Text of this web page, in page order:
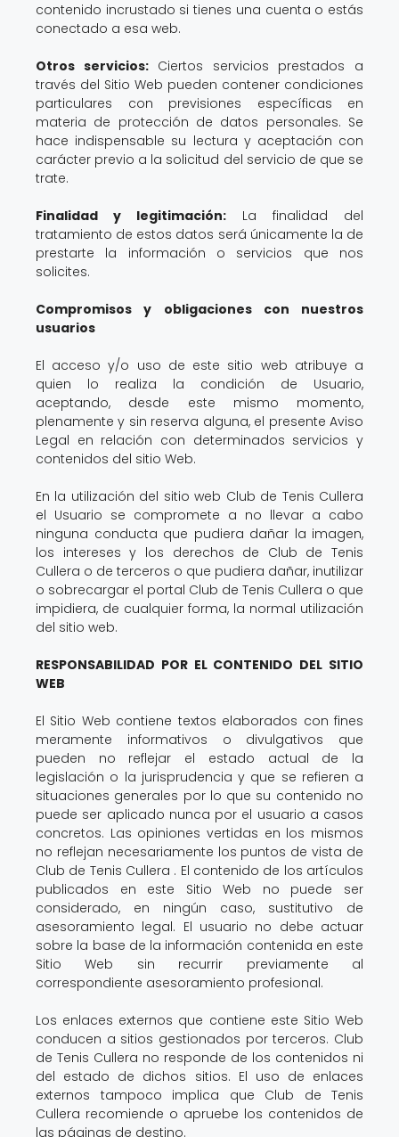
contenido incrustado si tienes una cuenta o estás
conectado a esa web.
Otros servicios:Ciertos servicios prestados a
través del Sitio Web pueden contener condiciones
particulares con previsiones específicas en
materia de protección de datos personales. Se
hace indispensable su lectura y aceptación con
carácter previo a la solicitud del servicio de que se
trate.
Finalidad y legitimación: La finalidad del
tratamiento de estos datos será únicamente la de
prestarte la información o servicios que nos
solicites.
Compromisos y obligaciones con nuestros
usuarios
El acceso y/o uso de este sitio web atribuye a
quien lo realiza la condición de Usuario,
aceptando, desde este mismo momento,
plenamente y sin reserva alguna, el presente Aviso
Legal en relación con determinados servicios y
contenidos del sitio Web.
En la utilización del sitio web Club de Tenis Cullera
el Usuario se compromete a no llevar a cabo
ninguna conducta que pudiera dañar la imagen,
los intereses y los derechos de Club de Tenis
Cullera o de terceros o que pudiera dañar, inutilizar
o sobrecargar el portal Club de Tenis Cullera o que
impidiera, de cualquier forma, la normal utilización
del sitio web.
RESPONSABILIDAD POR EL CONTENIDO DEL SITIO
WEB
El Sitio Web contiene textos elaborados con fines
meramente informativos o divulgativos que
pueden no reflejar el estado actual de la
legislación o la jurisprudencia y que se refieren a
situaciones generales por lo que su contenido no
puede ser aplicado nunca por el usuario a casos
concretos. Las opiniones vertidas en los mismos
no reflejan necesariamente los puntos de vista de
Club de Tenis Cullera . El contenido de los artículos
publicados en este Sitio Web no puede ser
considerado, en ningún caso, sustitutivo de
asesoramiento legal. El usuario no debe actuar
sobre la base de la información contenida en este
Sitio Web sin recurrir previamente al
correspondiente asesoramiento profesional.
Los enlaces externos que contiene este Sitio Web
conducen a sitios gestionados por terceros. Club
de Tenis Cullera no responde de los contenidos ni
del estado de dichos sitios. El uso de enlaces
externos tampoco implica que Club de Tenis
Cullera recomiende o apruebe los contenidos de
las páginas de destino.